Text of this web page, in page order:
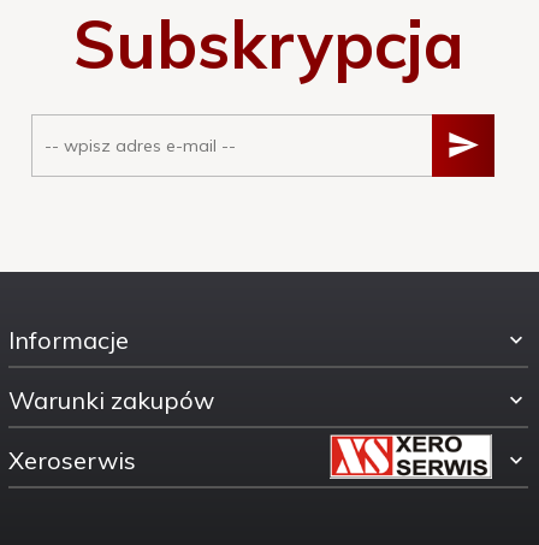
Subskrypcja
Informacje
Warunki zakupów
Xeroserwis